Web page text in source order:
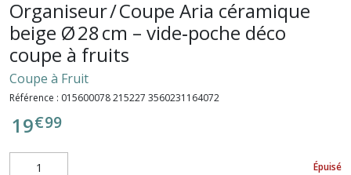
Organiseur / Coupe Aria céramique
beige Ø 28 cm – vide‑poche déco
coupe à fruits
Coupe à Fruit
Référence : 015600078 215227 3560231164072
19€99
Épuisé